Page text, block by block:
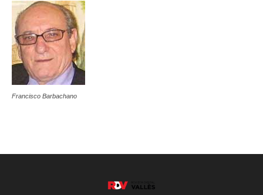
Francisco Barbachano